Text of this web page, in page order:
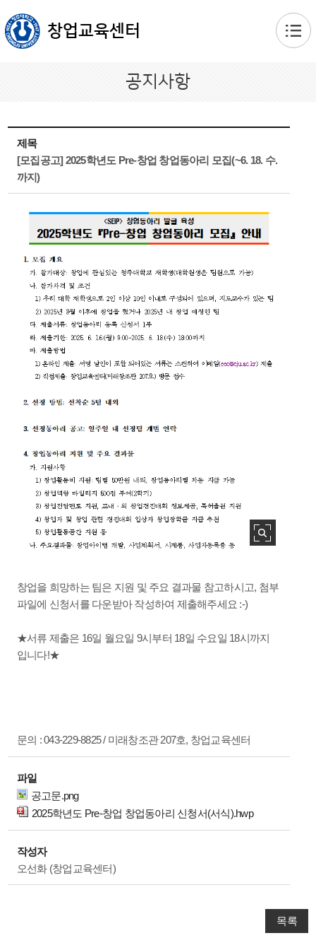
창업교육센터
공지사항
제목
[모집공고] 2025학년도 Pre-창업 창업동아리 모집(~6. 18. 수.
까지)
창업을 희망하는 팀은 지원 및 주요 결과물 참고하시고, 첨부
파일에 신청서를 다운받아 작성하여 제출해주세요 :-)
★서류 제출은 16일 월요일 9시부터 18일 수요일 18시까지
입니다!★
문의 : 043-229-8825 / 미래창조관 207호, 창업교육센터
파일
공고문.png
2025학년도 Pre-창업 창업동아리 신청서(서식).hwp
작성자
오선화 (창업교육센터)
목록